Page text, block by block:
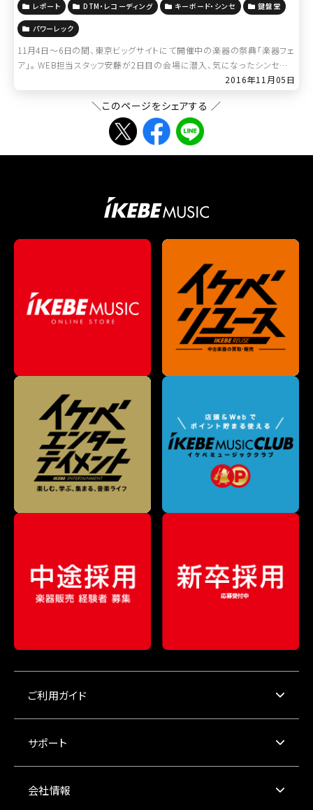
レポート DTM・レコーディング キーボード・シンセ 鍵盤堂
パワーレック
11月4日～6日の間、東京ビッグサイトにて開催中の楽器の祭典「楽器フェ
ア」。 WEB担当スタッフ安藤が2日目の会場に潜入、気になったシンセサ
イザーを中心にレポート致します！ まずはこちら。 楽器フェアにて初
[…]
2016年11月05日
＼このページをシェアする ／
ご利用ガイド
サポート
会社情報